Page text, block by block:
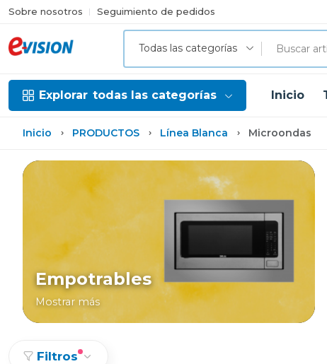
Sobre nosotros Seguimiento de pedidos
Todas las categorías
Explorar todas las categorías Inicio
Inicio PRODUCTOS Línea Blanca Microondas
Empotrables
Mostrar más
Filtros